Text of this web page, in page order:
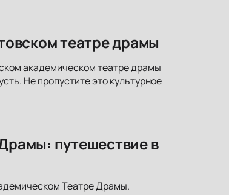
театре драмы
академическом театре драмы
Не пропустите это культурное
путешествие в
Театре Драмы.